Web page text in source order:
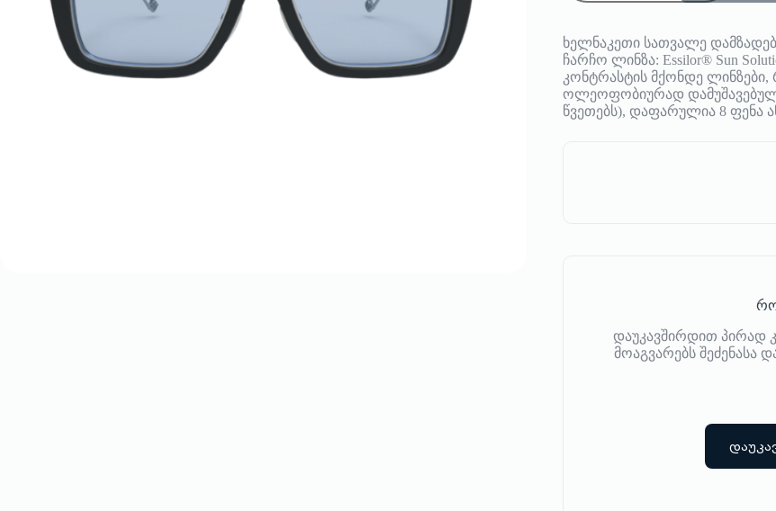
ხელნაკეთი სათვალე
ჩარჩო ლინზა: Essilor® Sun
კონტრასტის მქონდე
ოლეოფობიურად
წვეთებს), დაფარულია 8 ფენა
დაუკავშირდით პირად
მოაგვარებს შეძენასა